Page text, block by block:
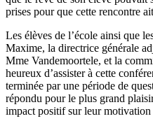
prises pour que cette rencontre
Les élèves de l’école ainsi que
Maxime, la directrice générale
Mme Vandemoortele, et la
heureux d’assister à cette
terminée par une période de
répondu pour le plus grand
impact positif sur leur motivation